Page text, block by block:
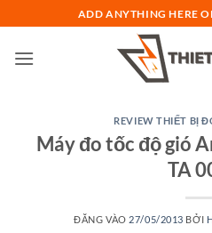
qua
nội
ADD ANYTHING HERE
REVIEW THIẾT BỊ
Máy đo tốc độ gió
TA
ĐĂNG VÀO 27/05/2013 BỞI